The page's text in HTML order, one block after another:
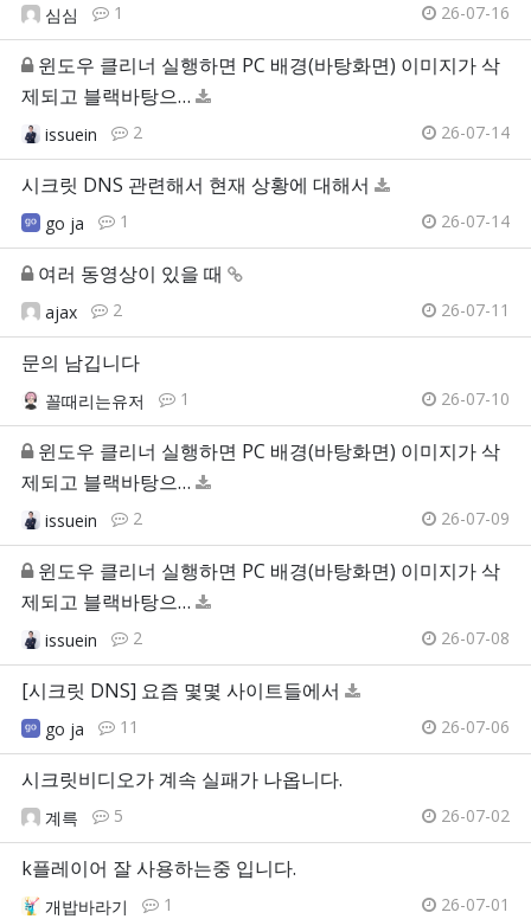
심심 1 26-07-16
윈도우 클리너 실행하면 PC 배경(바탕화면) 이미지가 삭
제되고 블랙바탕으…
issuein 2 26-07-14
시크릿 DNS 관련해서 현재 상황에 대해서
go ja 1 26-07-14
여러 동영상이 있을 때
ajax 2 26-07-11
문의 남깁니다
꼴때리는유저 1 26-07-10
윈도우 클리너 실행하면 PC 배경(바탕화면) 이미지가 삭
제되고 블랙바탕으…
issuein 2 26-07-09
윈도우 클리너 실행하면 PC 배경(바탕화면) 이미지가 삭
제되고 블랙바탕으…
issuein 2 26-07-08
[시크릿 DNS] 요즘 몇몇 사이트들에서
go ja 11 26-07-06
시크릿비디오가 계속 실패가 나옵니다.
계륵 5 26-07-02
k플레이어 잘 사용하는중 입니다.
개밥바라기 1 26-07-01